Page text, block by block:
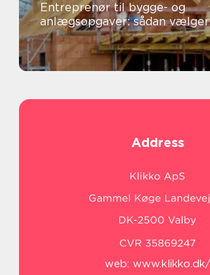
Entreprenør til bygge- og
anlægsopgaver: sådan
Address
web: www.klikko.dk/